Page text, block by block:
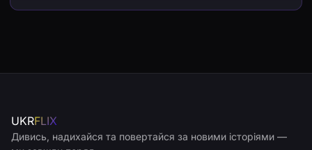
UKRFLIX
Дивись, надихайся та повертайся за новими історіями —